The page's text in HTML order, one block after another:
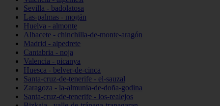
Sevilla - badolatosa
Las-palmas - mogán
Huelva - almonte
Albacete - chinchilla-de-monte-aragón
Madrid - alpedrete
Cantabria - noja
Valencia - picanya
Huesca - belver-de-cinca
Santa-cruz-de-tenerife - el-sauzal
Zaragoza - la-almunia-de-doña-godina
Santa-cruz-de-tenerife - los-realejos